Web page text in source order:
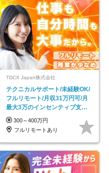
TDCX Japan株式会社
テクニカルサポート/未経験OK/
フルリモート/月収31万円可/月
最大3万のインセンティブ支給/
平均年齢33歳
300～400万円
フルリモートあり